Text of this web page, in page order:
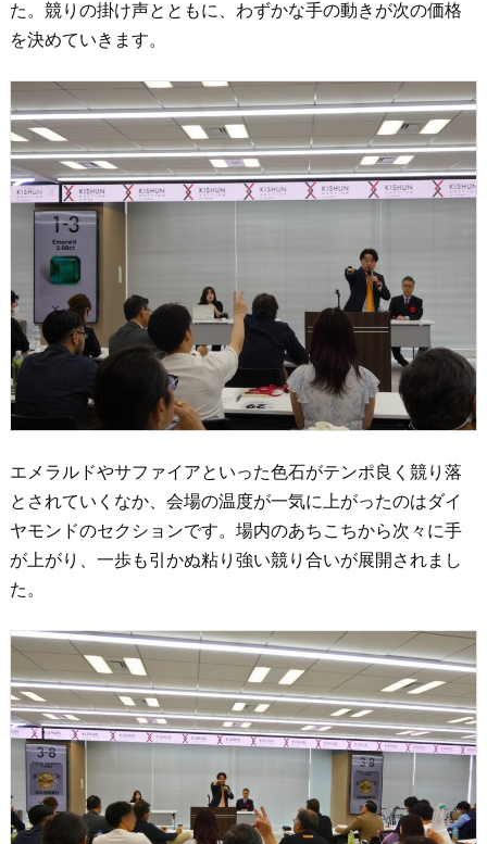
た。競りの掛け声とともに、わずかな手の動きが次の価格
を決めていきます。
エメラルドやサファイアといった色石がテンポ良く競り落
とされていくなか、会場の温度が一気に上がったのはダイ
ヤモンドのセクションです。場内のあちこちから次々に手
が上がり、一歩も引かぬ粘り強い競り合いが展開されまし
た。